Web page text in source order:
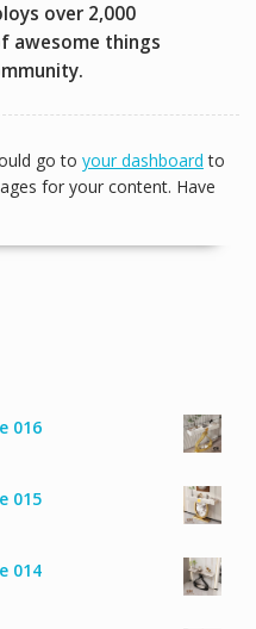
over 2,000
awesome things
go to your dashboard to
for your content. Have
016
AMD.
015
AMD.
014